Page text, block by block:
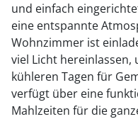
und einfach
eine entspannte
Wohnzimmer ist
viel Licht hereinlassen,
kühleren Tagen für
verfügt über eine
Mahlzeiten für die